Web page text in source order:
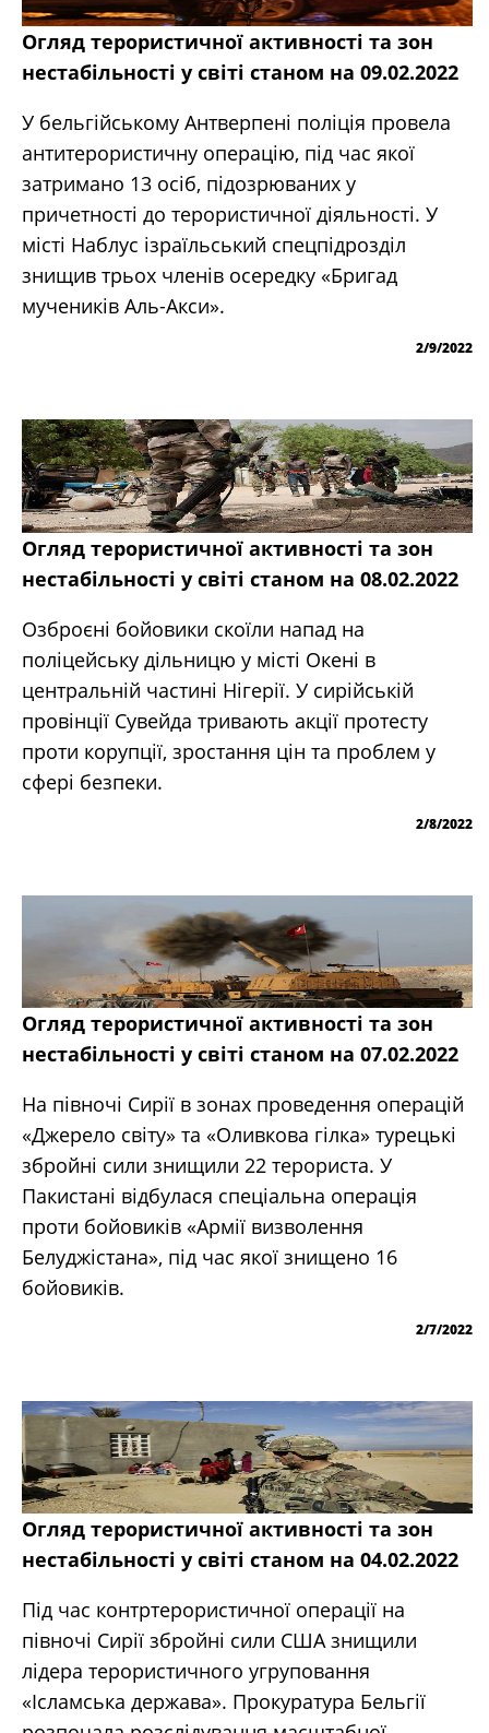
Огляд терористичної активності та зон
нестабільності у світі станом на 09.02.2022
У бельгійському Антверпені поліція провела
антитерористичну операцію, під час якої
затримано 13 осіб, підозрюваних у
причетності до терористичної діяльності. У
місті Наблус ізраїльський спецпідрозділ
знищив трьох членів осередку «Бригад
мучеників Аль-Акси».
2/9/2022
Огляд терористичної активності та зон
нестабільності у світі станом на 08.02.2022
Озброєні бойовики скоїли напад на
поліцейську дільницю у місті Окені в
центральній частині Нігерії. У сирійській
провінції Сувейда тривають акції протесту
проти корупції, зростання цін та проблем у
сфері безпеки.
2/8/2022
Огляд терористичної активності та зон
нестабільності у світі станом на 07.02.2022
На півночі Сирії в зонах проведення операцій
«Джерело світу» та «Оливкова гілка» турецькі
збройні сили знищили 22 терориста. У
Пакистані відбулася спеціальна операція
проти бойовиків «Армії визволення
Белуджістана», під час якої знищено 16
бойовиків.
2/7/2022
Огляд терористичної активності та зон
нестабільності у світі станом на 04.02.2022
Під час контртерористичної операції на
півночі Сирії збройні сили США знищили
лідера терористичного угруповання
«Ісламська держава». Прокуратура Бельгії